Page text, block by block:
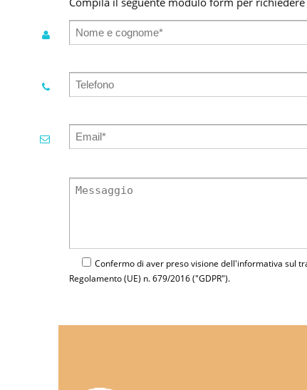
Confermo di aver preso visione dell'informativa sul
Regolamento (UE) n. 679/2016 ("GDPR").